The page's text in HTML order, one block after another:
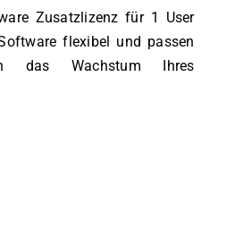
Zusatzlizenz für 1 User
flexibel und passen
das Wachstum Ihres